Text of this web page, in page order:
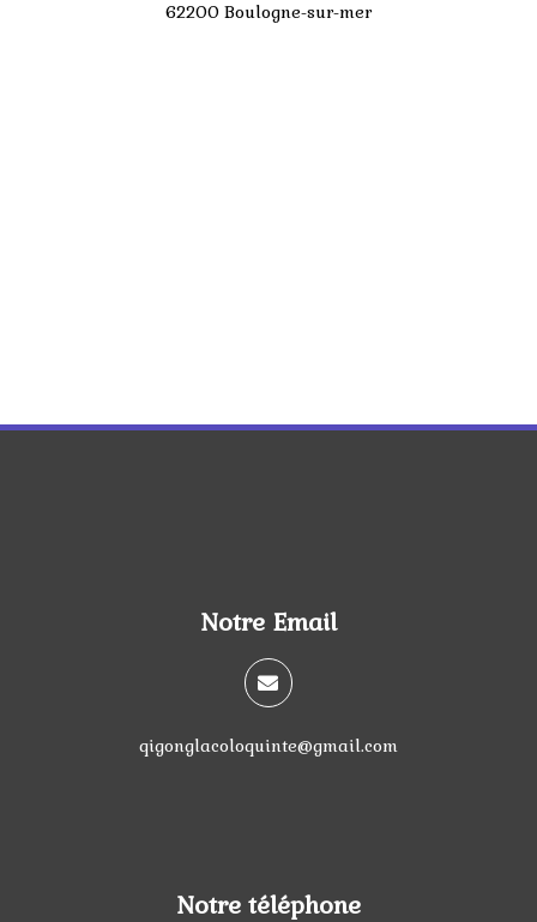
62200 Boulogne-sur-mer
Notre Email
qigonglacoloquinte@gmail.com
Notre téléphone